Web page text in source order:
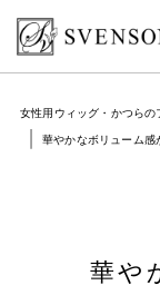
女性用ウィッグ・かつら
華やかなボリューム
華や